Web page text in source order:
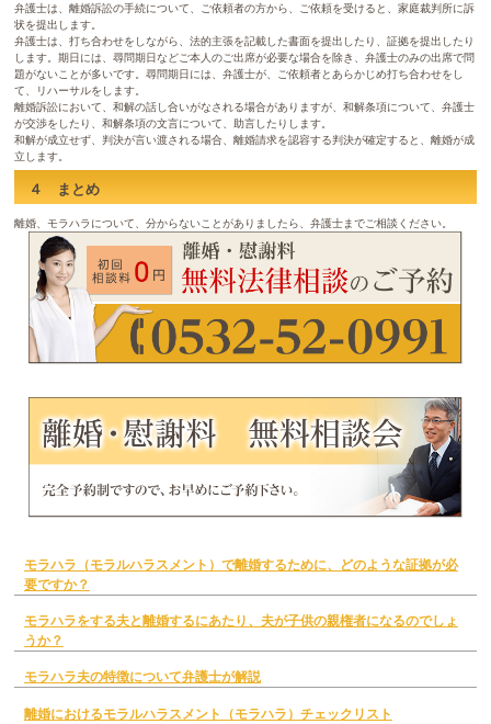
弁護士は、離婚訴訟の手続について、ご依頼者の方から、ご依頼を受けると、家庭裁判所に訴
状を提出します。
弁護士は、打ち合わせをしながら、法的主張を記載した書面を提出したり、証拠を提出したり
します。期日には、尋問期日などご本人のご出席が必要な場合を除き、弁護士のみの出席で問
題がないことが多いです。尋問期日には、弁護士が、ご依頼者とあらかじめ打ち合わせをし
て、リハーサルをします。
離婚訴訟において、和解の話し合いがなされる場合がありますが、和解条項について、弁護士
が交渉をしたり、和解条項の文言について、助言したりします。
和解が成立せず、判決が言い渡される場合、離婚請求を認容する判決が確定すると、離婚が成
立します。
４ まとめ
離婚、モラハラについて、分からないことがありましたら、弁護士までご相談ください。
モラハラ（モラルハラスメント）で離婚するために、どのような証拠が必
要ですか？
モラハラをする夫と離婚するにあたり、夫が子供の親権者になるのでしょ
うか？
モラハラ夫の特徴について弁護士が解説
離婚におけるモラルハラスメント（モラハラ）チェックリスト